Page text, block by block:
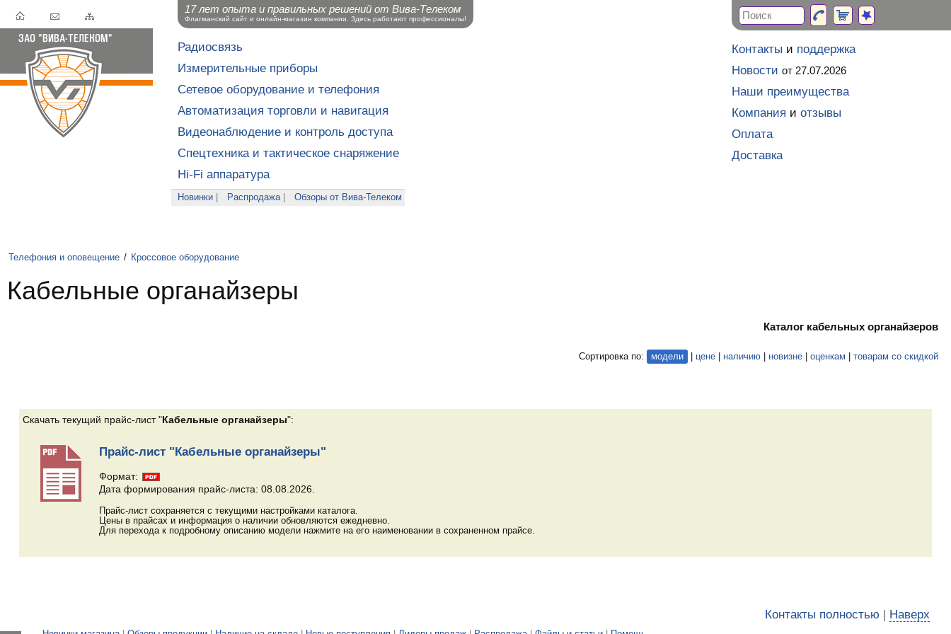
Радиосвязь
Измерительные приборы
Сетевое оборудование и телефония
Автоматизация торговли и навигация
Видеонаблюдение и контроль доступа
Спецтехника и тактическое снаряжение
Hi-Fi аппаратура
Новинки Распродажа| Обзоры от Вива-Телеком
Телефония и оповещение / Кроссовое оборудование
Кабельные органайзеры
Каталог кабельных органайзеров
Сортировка по: модели цене наличию новизне оценкам товарам со скидкой
Скачать текущий прайс-лист "Кабельные органайзеры":
Прайс-лист "Кабельные органайзеры"
Формат:
Дата формирования прайс-листа: 08.08.2026.
Прайс-лист сохраняется с текущими настройками каталога.
Цены в прайсах и информация о наличии обновляются ежедневно.
Для перехода к подробному описанию модели нажмите на его наименовании в сохраненном прайсе.
Контакты полностью | Наверх
Контакты и поддержка
Новости от 27.07.2026
Наши преимущества
Компания и отзывы
Оплата
Доставка
17 лет опыта и правильных решений от Вива-Телеком
Флагманский сайт и онлайн-магазин компании. Здесь работают профессионалы!